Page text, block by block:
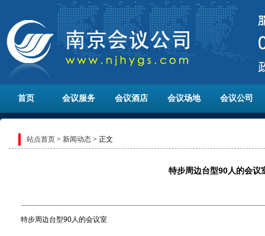
首页 会议服务 会议酒店 会议场地 会议公司
站点首页 > 新闻动态 > 正文
特步周边台型90人的会议
特步周边台型90人的会议室